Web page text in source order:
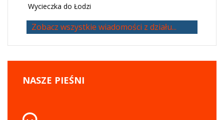
Wycieczka do Łodzi
Zobacz wszystkie wiadomości z działu...
NASZE PIEŚNI